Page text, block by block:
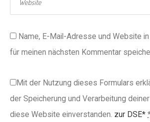
Name, E-Mail-Adresse und Website
für meinen nächsten Kommentar
Mit der Nutzung dieses Formulars
der Speicherung und Verarbeitung
diese Website einverstanden. zur DSE*